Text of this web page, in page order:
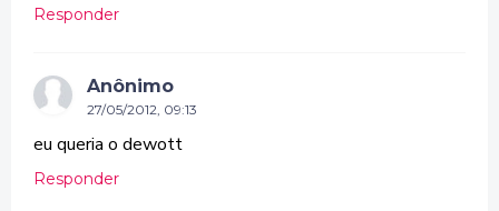
Responder
Anônimo
27/05/2012, 09:13
eu queria o dewott
Responder